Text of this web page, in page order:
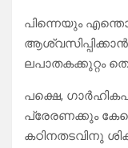
പിന്നെയും
ലപാതകക്കുറ്റം
പക്ഷെ,
പ്രേരണക്കും
കഠിനതടവിനു